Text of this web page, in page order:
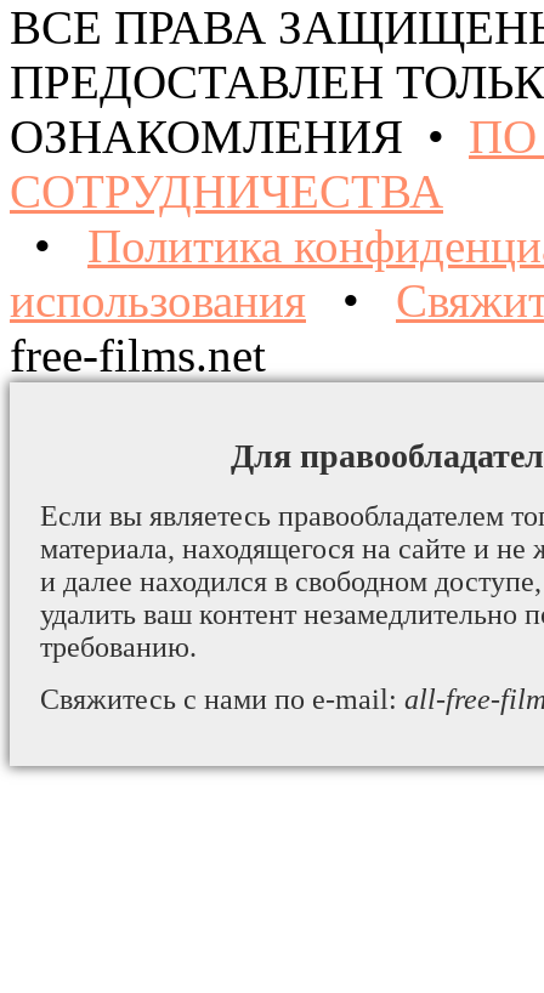
ВСЕ ПРАВА
ПРЕДОСТАВЛЕН
ОЗНАКОМЛЕНИЯ •
СОТРУДНИЧЕСТВА
• Политика
использования •
free-films.net
Для
Если вы являетесь правообладателем
материала, находящегося на сайте и не
и далее находился в свободном
удалить ваш контент незамедлительно
требованию.
Свяжитесь с нами по e-mail: all-free-